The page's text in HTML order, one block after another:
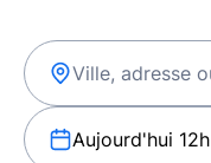
Aujourd'hui 12h